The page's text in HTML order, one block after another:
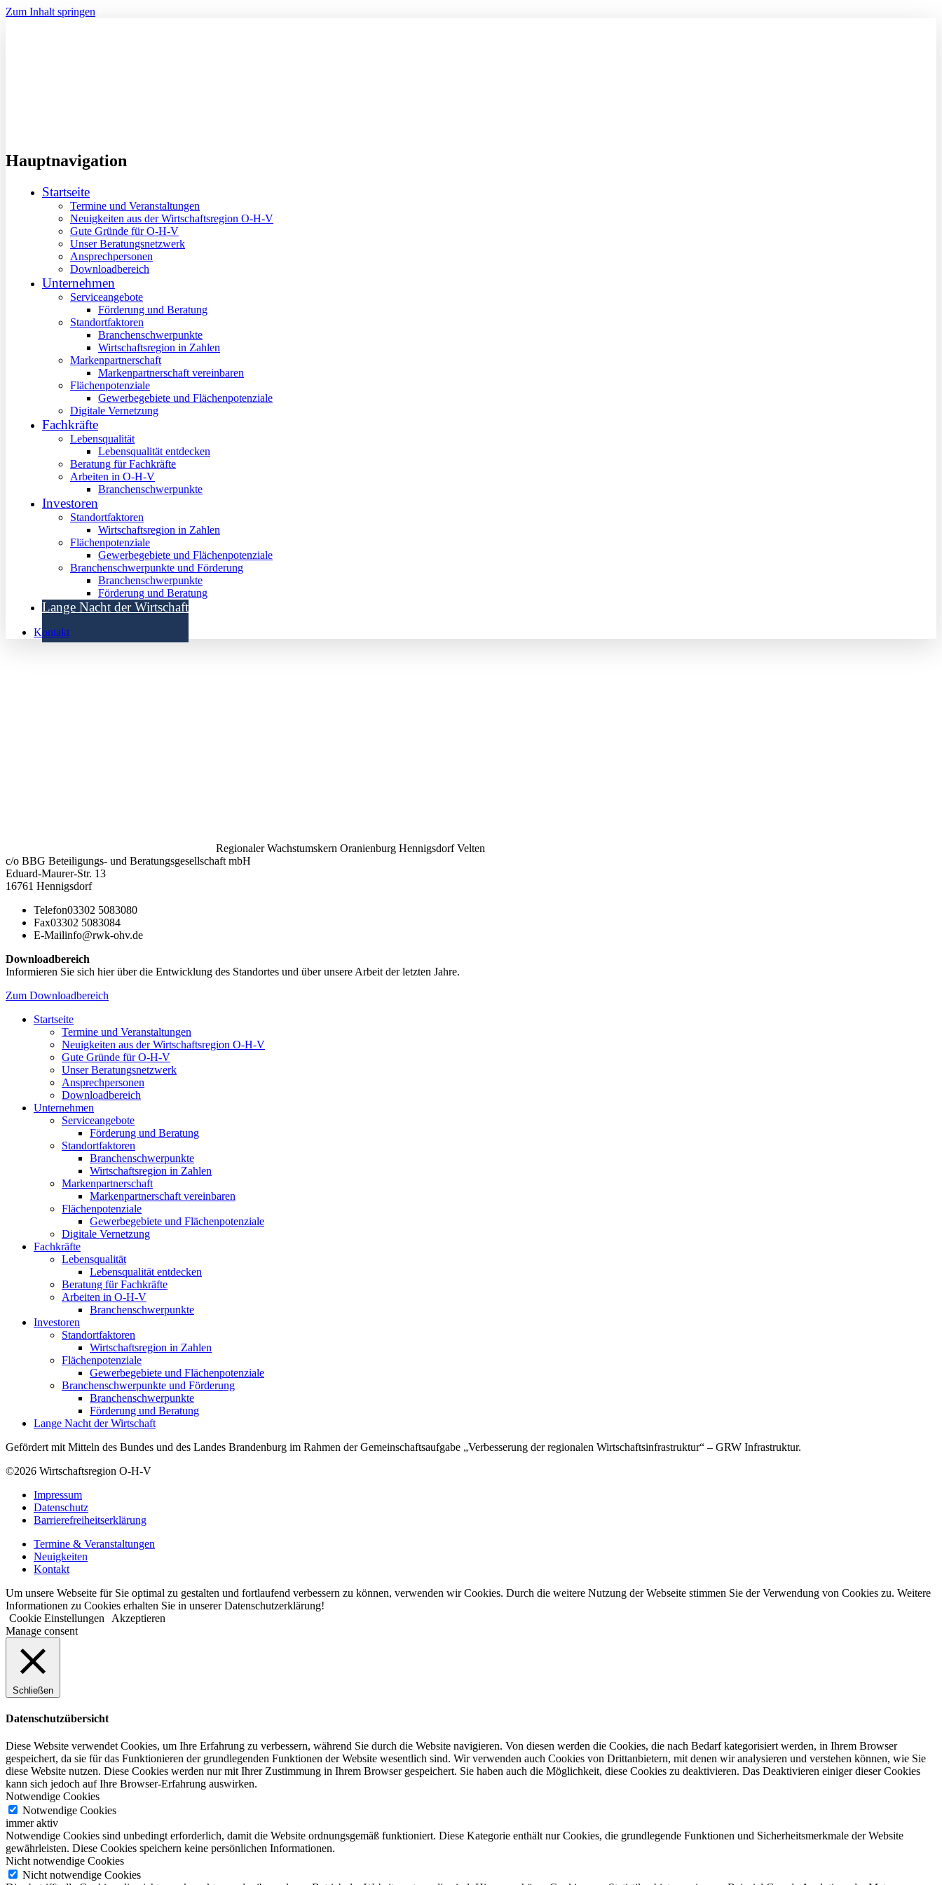
Zum Inhalt springen
Hauptnavigation
Startseite
Termine und Veranstaltungen
Neuigkeiten aus der Wirtschaftsregion O-H-V
Gute Gründe für O-H-V
Unser Beratungsnetzwerk
Ansprechpersonen
Downloadbereich
Unternehmen
Serviceangebote
Förderung und Beratung
Standortfaktoren
Branchenschwerpunkte
Wirtschaftsregion in Zahlen
Markenpartnerschaft
Markenpartnerschaft vereinbaren
Flächenpotenziale
Gewerbegebiete und Flächenpotenziale
Digitale Vernetzung
Fachkräfte
Lebensqualität
Lebensqualität entdecken
Beratung für Fachkräfte
Arbeiten in O-H-V
Branchenschwerpunkte
Investoren
Standortfaktoren
Wirtschaftsregion in Zahlen
Flächenpotenziale
Gewerbegebiete und Flächenpotenziale
Branchenschwerpunkte und Förderung
Branchenschwerpunkte
Förderung und Beratung
Lange Nacht der Wirtschaft
Kontakt
Regionaler Wachstumskern Oranienburg Hennigsdorf Velten
c/o BBG Beteiligungs- und Beratungsgesellschaft mbH
Eduard-Maurer-Str. 13
16761 Hennigsdorf
Telefon03302 5083080
Fax03302 5083084
E-Mailinfo@rwk-ohv.de
Downloadbereich
Informieren Sie sich hier über die Entwicklung des Standortes und über unsere Arbeit der letzten Jahre.
Zum Downloadbereich
Startseite
Termine und Veranstaltungen
Neuigkeiten aus der Wirtschaftsregion O-H-V
Gute Gründe für O-H-V
Unser Beratungsnetzwerk
Ansprechpersonen
Downloadbereich
Unternehmen
Serviceangebote
Förderung und Beratung
Standortfaktoren
Branchenschwerpunkte
Wirtschaftsregion in Zahlen
Markenpartnerschaft
Markenpartnerschaft vereinbaren
Flächenpotenziale
Gewerbegebiete und Flächenpotenziale
Digitale Vernetzung
Fachkräfte
Lebensqualität
Lebensqualität entdecken
Beratung für Fachkräfte
Arbeiten in O-H-V
Branchenschwerpunkte
Investoren
Standortfaktoren
Wirtschaftsregion in Zahlen
Flächenpotenziale
Gewerbegebiete und Flächenpotenziale
Branchenschwerpunkte und Förderung
Branchenschwerpunkte
Förderung und Beratung
Lange Nacht der Wirtschaft
Gefördert mit Mitteln des Bundes und des Landes Brandenburg im Rahmen der Gemeinschaftsaufgabe „Verbesserung der regionalen Wirtschaftsinfrastruktur“ – GRW Infrastruktur.
©2026 Wirtschaftsregion O-H-V
Impressum
Datenschutz
Barrierefreiheitserklärung
Termine & Veranstaltungen
Neuigkeiten
Kontakt
Um unsere Webseite für Sie optimal zu gestalten und fortlaufend verbessern zu können, verwenden wir Cookies. Durch die weitere Nutzung der Webseite stimmen Sie der Verwendung von Cookies zu. Weitere
Informationen zu Cookies erhalten Sie in unserer Datenschutzerklärung!
Cookie Einstellungen
Akzeptieren
Manage consent
Schließen
Datenschutzübersicht
Diese Website verwendet Cookies, um Ihre Erfahrung zu verbessern, während Sie durch die Website navigieren. Von diesen werden die Cookies, die nach Bedarf kategorisiert werden, in Ihrem Browser
gespeichert, da sie für das Funktionieren der grundlegenden Funktionen der Website wesentlich sind. Wir verwenden auch Cookies von Drittanbietern, mit denen wir analysieren und verstehen können, wie Sie
diese Website nutzen. Diese Cookies werden nur mit Ihrer Zustimmung in Ihrem Browser gespeichert. Sie haben auch die Möglichkeit, diese Cookies zu deaktivieren. Das Deaktivieren einiger dieser Cookies
kann sich jedoch auf Ihre Browser-Erfahrung auswirken.
Notwendige Cookies
Notwendige Cookies
immer aktiv
Notwendige Cookies sind unbedingt erforderlich, damit die Website ordnungsgemäß funktioniert. Diese Kategorie enthält nur Cookies, die grundlegende Funktionen und Sicherheitsmerkmale der Website
gewährleisten. Diese Cookies speichern keine persönlichen Informationen.
Nicht notwendige Cookies
Nicht notwendige Cookies